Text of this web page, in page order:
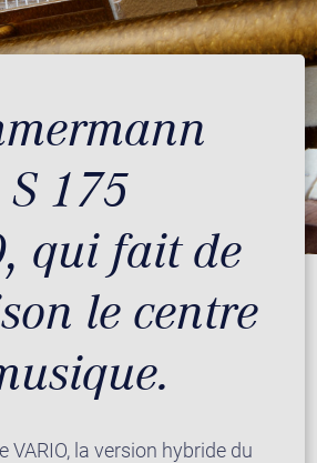
175
qui fait de
le centre
VARIO, la version hybride du